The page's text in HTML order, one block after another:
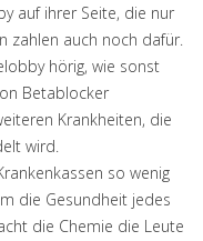
auf ihrer Seite, die nur
zahlen auch noch dafür.
hörig, wie sonst
Betablocker
Krankheiten, die
wird.
so wenig
die Gesundheit jedes
die Chemie die Leute